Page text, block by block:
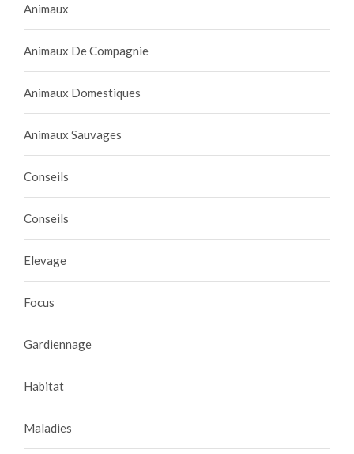
Animaux
Animaux De Compagnie
Animaux Domestiques
Animaux Sauvages
Conseils
Conseils
Elevage
Focus
Gardiennage
Habitat
Maladies